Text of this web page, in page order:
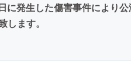
に発生した傷害事件により
します。